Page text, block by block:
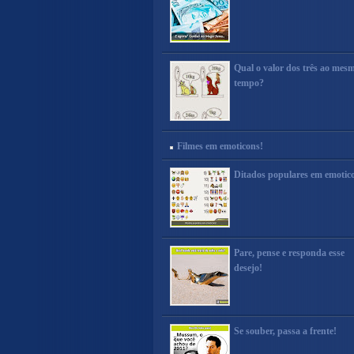
Qual o valor dos três ao
tempo?
Filmes em emoticons!
Ditados populares em
Pare, pense e responda esse
desejo!
Se souber, passa a frente!